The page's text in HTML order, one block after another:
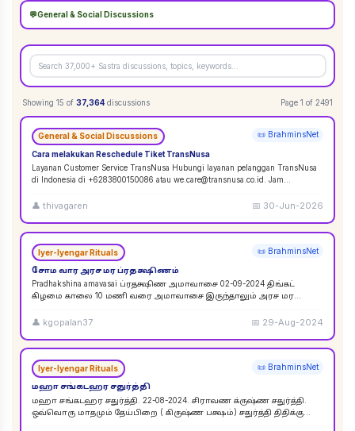
💬General & Social Discussions
Showing 15 of 37,364 discussions Page 1 of 2491
General & Social Discussions 📜 BrahminsNet
Cara melakukan Reschedule Tiket TransNusa
Layanan Customer Service TransNusa Hubungi layanan pelanggan TransNusa
di Indonesia di +6283800150086 atau we.care@transnusa.co.id. Jam
👤 thivagaren 📅 30-Jun-2026
Iyer-Iyengar Rituals 📜 BrahminsNet
சோம வார அரச மர ப்ரதக்ஷிணம்
Pradhakshina amavasai ப்ரதக்ஷிண அமாவாசை 02-09-2024 திங்கட்
கிழமை காலை 10 மணி வரை அமாவாசை இருந்தாலும் அரச மர
👤 kgopalan37 📅 29-Aug-2024
Iyer-Iyengar Rituals 📜 BrahminsNet
மஹா சங்கடஹர சதுர்த்தி
மஹா சங்கடஹர சதுர்த்தி. 22-08-2024. சிராவண க்ருஷ்ண சதுர்த்தி.
ஒவ்வொரு மாதமும் தேய்பிறை ( கிருஷ்ண பக்ஷம்) சதுர்த்தி திதிக்கு